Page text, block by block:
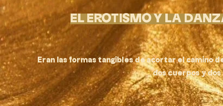
EL EROTISMO Y LA
Eran las formas tangibles de acortar el camino
dos cuerpos y dos